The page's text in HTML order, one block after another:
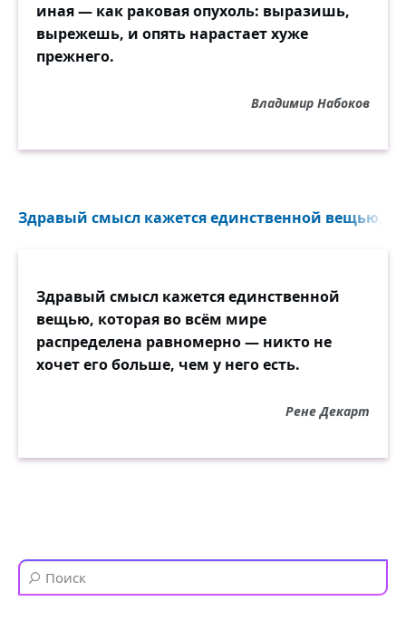
иная — как раковая опухоль: выразишь,
вырежешь, и опять нарастает хуже
прежнего.
Владимир Набоков
Здравый смысл кажется единственной вещью,
Здравый смысл кажется единственной
вещью, которая во всём мире
распределена равномерно — никто не
хочет его больше, чем у него есть.
Рене Декарт